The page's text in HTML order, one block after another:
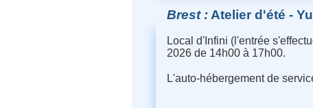
Brest Atelier d'été -
Local d'Infini (l'entrée
2026 de 14h00 à 17h00.
L'auto-hébergement de